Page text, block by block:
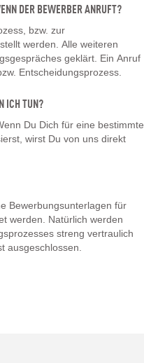
DER BEWERBER ANRUFT?
bzw. zur
werden. Alle weiteren
geklärt. Ein Anruf
Entscheidungsprozess.
ICH TUN?
Du Dich für eine bestimmte
wirst Du von uns direkt
Bewerbungsunterlagen für
werden. Natürlich werden
streng vertraulich
ausgeschlossen.